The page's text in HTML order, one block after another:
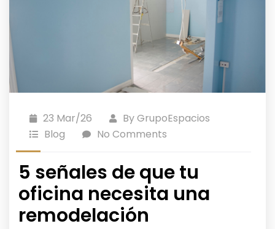
23 Mar/26 ByGrupoEspacios
Blog
No Comments
5 señales de que tu
oficina necesita una
remodelación